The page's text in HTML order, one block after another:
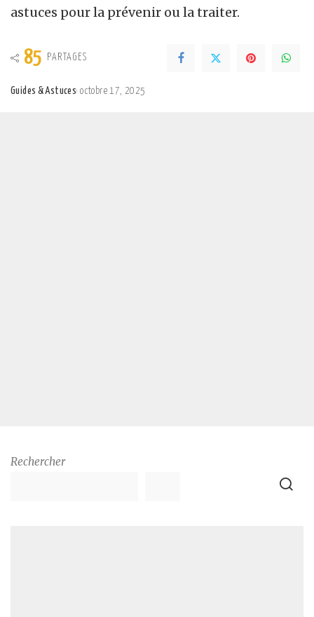
astuces pour la prévenir ou la traiter.
85 PARTAGES
Guides & Astuces octobre 17, 2025
Rechercher